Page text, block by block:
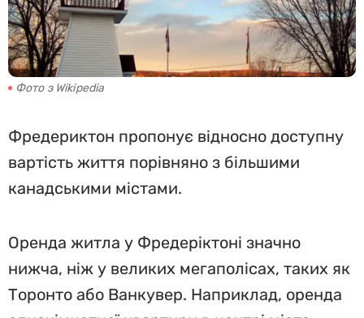
Фото з Wikipedia
Фредериктон пропонує відносно доступну
вартість життя порівняно з більшими
канадськими містами.
Оренда житла у Фредеріктоні значно
нижча, ніж у великих мегаполісах, таких як
Торонто або Ванкувер. Наприклад, оренда